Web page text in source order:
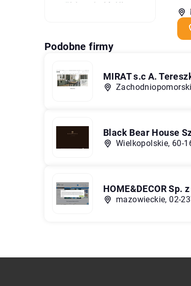
Podobne firmy
MIRAT s.c A.
Black Bear House
Wielkopolskie, 60-
HOME&DECOR Sp.
mazowieckie, 02-